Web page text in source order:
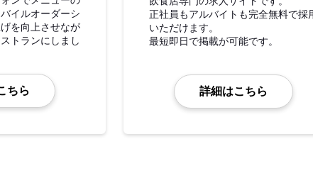
イルオーダーシ
を向上させなが
トランにしまし
ちら
正社員もアルバイトも完全無料で採
いただけます。
最短即日で掲載が可能です。
詳細はこちら